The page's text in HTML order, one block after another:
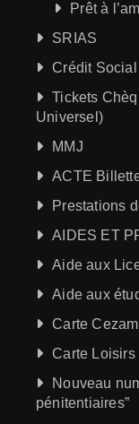
Prêt à
SRIAS
Crédit
Tickets
Universel)
MMJ
ACTE
Prestations
AIDES ET
Aide aux
Aide aux
Carte
Carte Loisirs
Nouveau
pénitentiaires”